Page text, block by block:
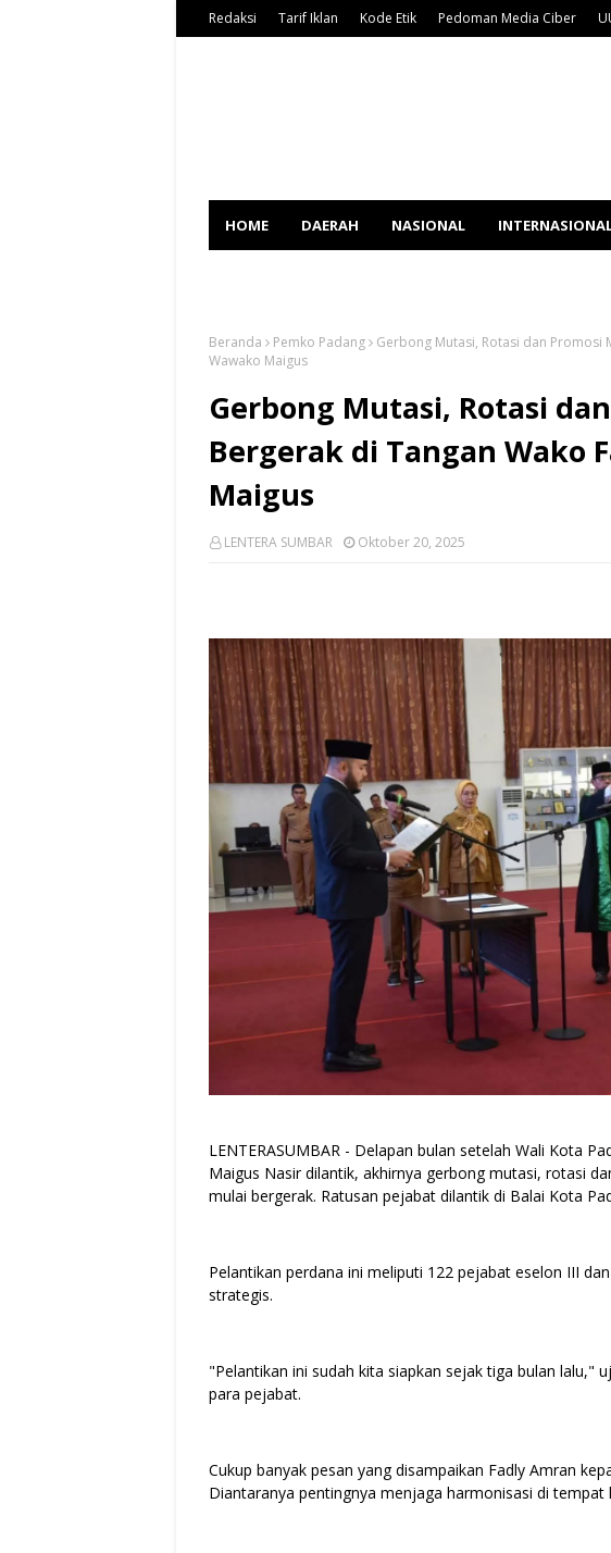
Redaksi Tarif Iklan Kode Etik Pedoman Media Ciber
HOME DAERAH NASIONAL
Beranda Pemko Padang
Gerbong Mutasi, Rotasi dan Promosi
Wawako Maigus
Gerbong Mutasi, Rotasi
Bergerak di Tangan Wako
Maigus
LENTERA SUMBAR Oktober 20, 2025
LENTERASUMBAR - Delapan bulan setelah Wali Kota
Maigus Nasir dilantik, akhirnya gerbong mutasi, rotasi
mulai bergerak. Ratusan pejabat dilantik di Balai Kota
Pelantikan perdana ini meliputi 122 pejabat eselon III
strategis.
"Pelantikan ini sudah kita siapkan sejak tiga bulan lalu,"
para pejabat.
Cukup banyak pesan yang disampaikan Fadly Amran
Diantaranya pentingnya menjaga harmonisasi di tempat